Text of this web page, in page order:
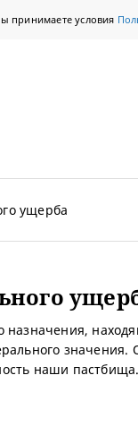
принимаете условия
ущерба
назначения,
значения.
наши